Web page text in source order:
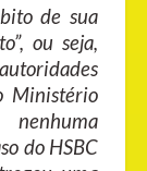
de sua
ou seja,
Ministério
do HSBC